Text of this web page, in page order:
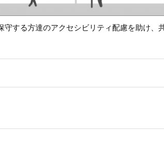
守する方達のアクセシビリティ配慮を助け、